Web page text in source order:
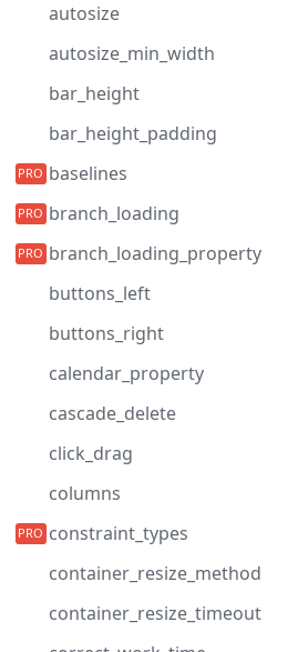
autosize
autosize_min_width
bar_height
bar_height_padding
baselines
branch_loading
branch_loading_property
buttons_left
buttons_right
calendar_property
cascade_delete
click_drag
columns
constraint_types
container_resize_method
container_resize_timeout